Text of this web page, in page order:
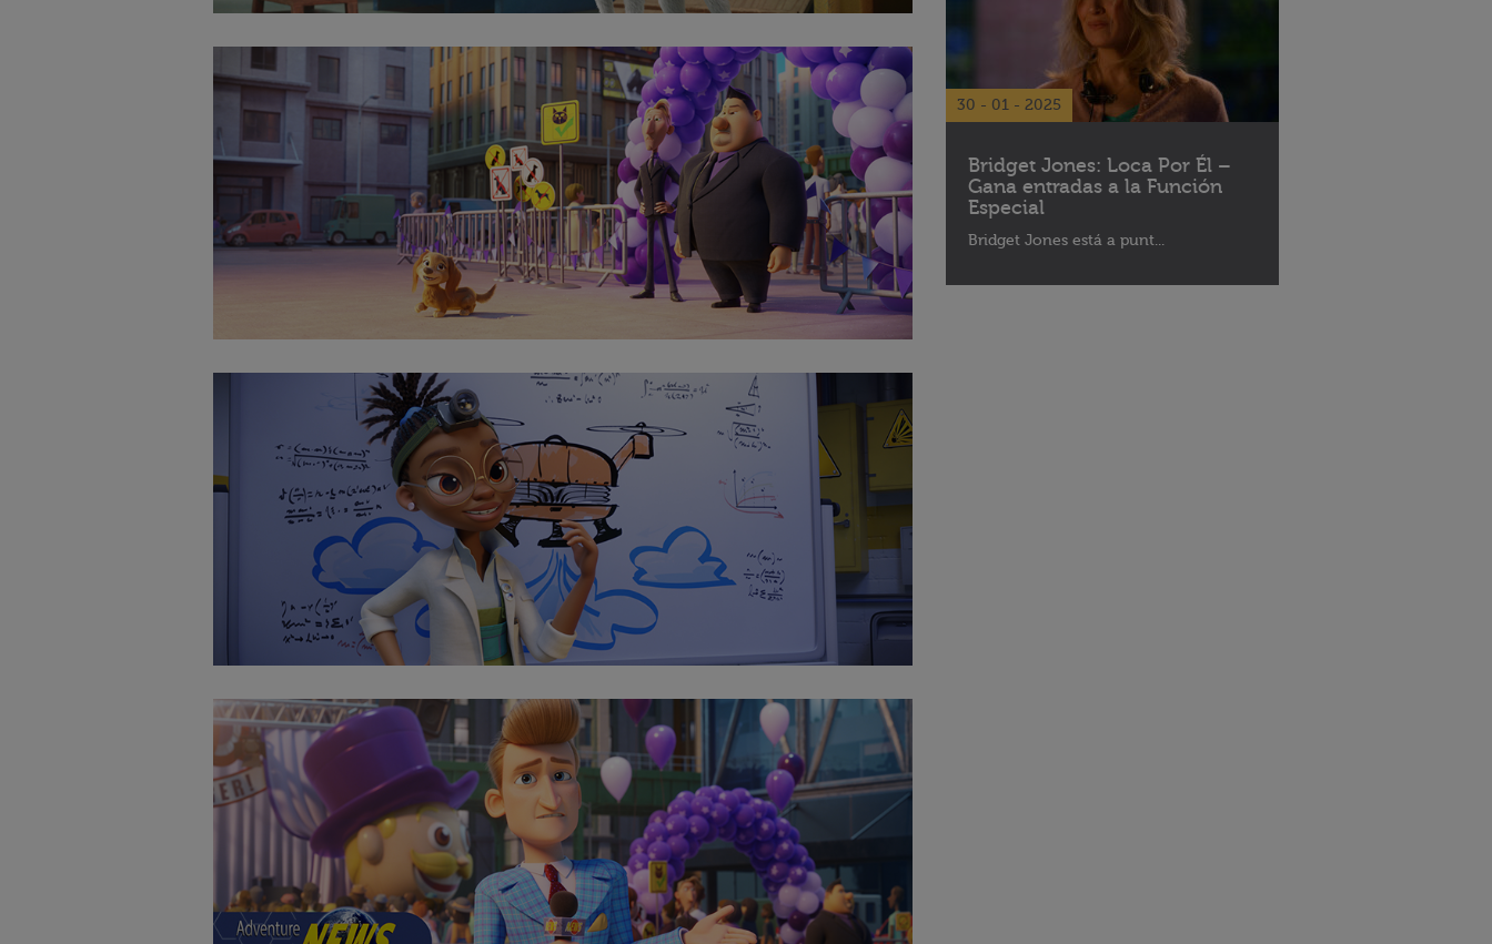
30 - 01 - 2025
Bridget Jones: Loca Por Él –
Gana entradas a la Función
Especial
Bridget Jones está a punt...